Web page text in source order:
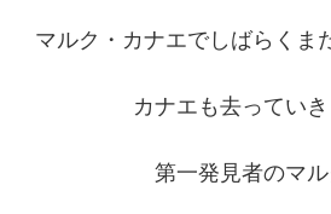
マルク・カナエでしばらくま
カナエも去っていき
第一発見者のマ